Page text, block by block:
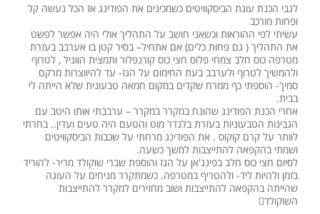
לגבי הכנת עוגת הביסקוויטים כשמכינים את הפודינג אז הכל נעשה קל
ופחות מורכב
עשיתי לפי ההוראות וכשאני חושב על התהליך אולי היה אפשר לפשט
את התהליך ( גם פחות כלים) אם אתחיל– בסיר קטן בו אערבב בעזרת
מטרפה כוס חלב צמחי פלוס חצי כוס קורנפלור ותמצית הווניל , לטרוף
ולהמשיך לטרוף ולערבב בעת החימום על הגז- עד להיווצרות מרקם
סמיך- הוספתי כף ממרח שקדים במקום חמאה טבעונית שלא הייתה לי
בבית.
אחרי הכנת הפודינג שהונח במקרר במקרר – ערבבתי אותו היטב עם
הגבינות הטבעוניות בעזרת בלנדר מוט והטעם היה טעים ועדין.. בחרתי
לוותר על קרם קוקוס . את הפודינג מרחתי על שכבות הביסקוויטים
ושמתי בהקפאה להתייצבות למשך כשעה.
לסיום חצי כוס חלב בפינג'אן על הגז והוספת שברי שוקולד מריר- להוריד
בזמן ולהיות ליד- ולהטריף במטרפה. כשמתקרר מניחים על העוגה
שהייתה בהקפאה להתייצבות ושוב מחזירים למקרר להתייצבות
השוקולד